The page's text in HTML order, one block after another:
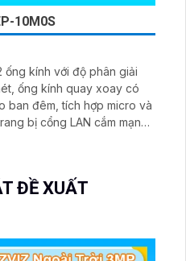
10M0S
ống kính với độ phân giải
ống kính quay xoay có
ban đêm, tích hợp micro và
bị cổng LAN cắm mạng
ĐỀ XUẤT